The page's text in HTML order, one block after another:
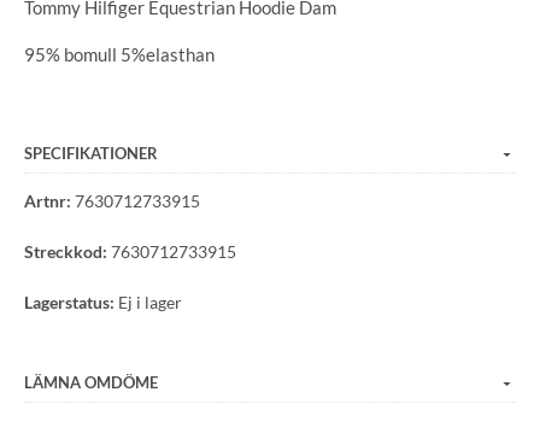
Tommy Hilfiger Equestrian Hoodie Dam
95% bomull 5%elasthan
SPECIFIKATIONER
Artnr: 7630712733915
Streckkod: 7630712733915
Lagerstatus: Ej i lager
LÄMNA OMDÖME